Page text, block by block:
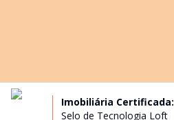
Imobiliária Certificada:
Selo de Tecnologia Loft